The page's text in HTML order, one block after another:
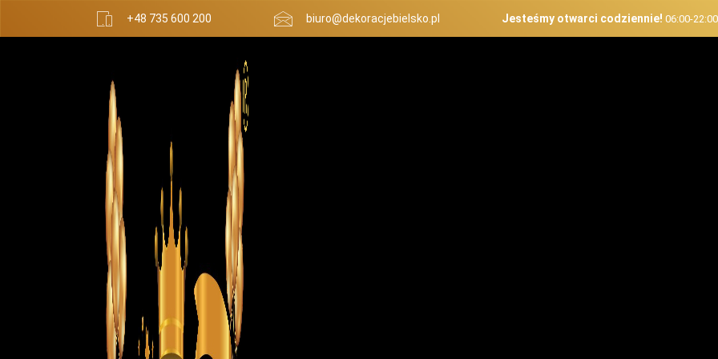
+48 735 600 200 biuro@dekoracjebielsko.pl Jesteśmy otwarci codziennie! 06:00-22:00